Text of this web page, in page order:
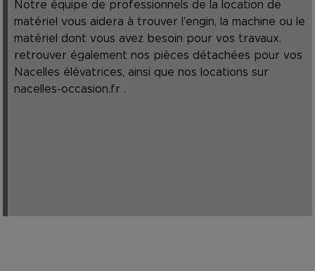
Notre équipe de professionnels de la location de
matériel vous aidera à trouver l'engin, la machine ou le
matériel dont vous avez besoin pour vos travaux.
retrouver également nos pièces détachées pour vos
Nacelles élévatrices, ainsi que nos locations sur
nacelles-occasion.fr .